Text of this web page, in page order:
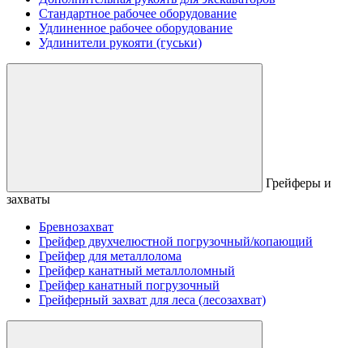
Стандартное рабочее оборудование
Удлиненное рабочее оборудование
Удлинители рукояти (гуськи)
Грейферы и
захваты
Бревнозахват
Грейфер двухчелюстной погрузочный/копающий
Грейфер для металлолома
Грейфер канатный металлоломный
Грейфер канатный погрузочный
Грейферный захват для леса (лесозахват)